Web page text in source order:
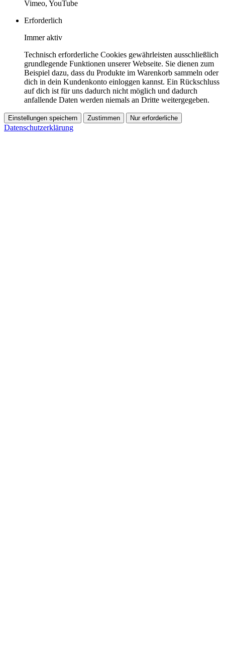
Vimeo, YouTube
Erforderlich
Immer aktiv
Technisch erforderliche Cookies gewährleisten ausschließlich
grundlegende Funktionen unserer Webseite. Sie dienen zum
Beispiel dazu, dass du Produkte im Warenkorb sammeln oder
dich in dein Kundenkonto einloggen kannst. Ein Rückschluss
auf dich ist für uns dadurch nicht möglich und dadurch
anfallende Daten werden niemals an Dritte weitergegeben.
Einstellungen speichern Zustimmen Nur erforderliche
Datenschutzerklärung